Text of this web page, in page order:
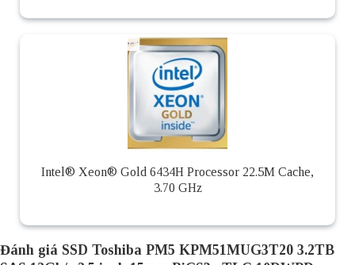
Intel® Xeon® Gold 6434H Processor 22.5M Cache,
3.70 GHz
Đánh giá SSD Toshiba PM5 KPM51MUG3T20 3.2TB